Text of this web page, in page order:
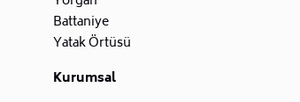
Battaniye
Yatak Örtüsü
Kurumsal